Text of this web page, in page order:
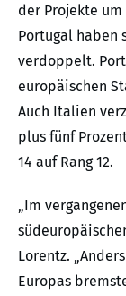
der Projekte um
Portugal haben
verdoppelt.
europäischen
Auch Italien
plus fünf
14 auf Rang 12.
„Im
Lorentz.
Europas